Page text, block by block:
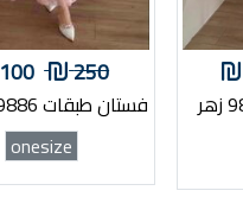
فستان طبقات 9886 زهر
250
100
فستان طبقات 9886 زهر بارد
onesize